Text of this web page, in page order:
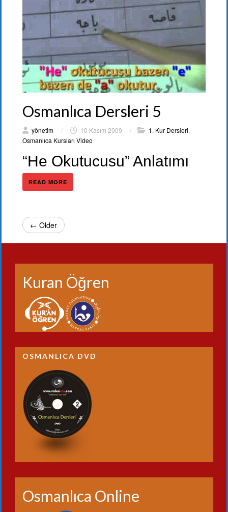
Osmanlıca Dersleri 5
yönetim / 10 Kasım 2009 / 1. Kur Dersleri
Osmanlıca Kursları Video
“He Okutucusu” Anlatımı
READ MORE
← Older
Kuran Öğren
OSMANLICA DVD
Osmanlıca Online